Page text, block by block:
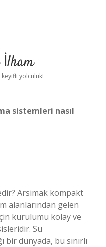
keyifli yolculuk!
sistemleri nasıl
Arsimak kompakt
alanlarından gelen
kurulumu kolay ve
Su
bir dünyada, bu sınırlı